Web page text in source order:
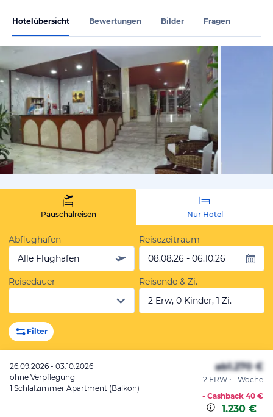
Hotelübersicht Bewertungen Bilder Fragen
Pauschalreisen Nur Hotel
Abflughafen
Alle Flughäfen
Reisezeitraum
08.08.26 - 06.10.26
Reisedauer
Reisende & Zi.
2 Erw, 0 Kinder, 1 Zi.
Filter
26.09.2026 - 03.10.2026
ohne Verpflegung
1 Schlafzimmer Apartment (Balkon)
ab1.270 €
2 ERW • 1 Woche
- Cashback 40 €
1.230 €